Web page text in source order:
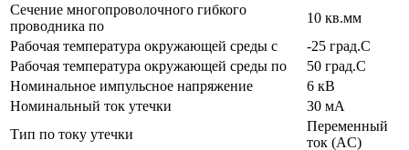
Сечение многопроволочного гибкого
проводника по
10 кв.мм
Рабочая температура окружающей среды с
-25 град.C
Рабочая температура окружающей среды по
50 град.C
Номинальное импульсное напряжение
6 кВ
Номинальный ток утечки
30 мА
Тип по току утечки
Переменный
ток (AC)